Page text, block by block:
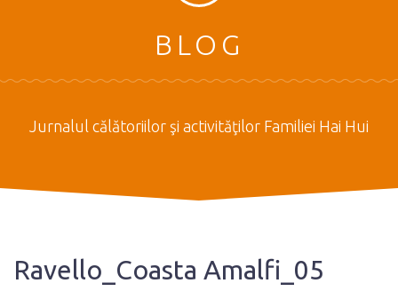
BLOG
Jurnalul călătoriilor şi activităţilor Familiei Hai Hui
Ravello_Coasta Amalfi_05